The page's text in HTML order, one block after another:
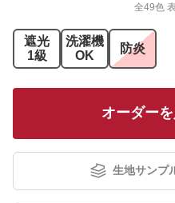
全49色
遮光
1級
洗濯機
OK
防炎
オーダー
生地サンプ